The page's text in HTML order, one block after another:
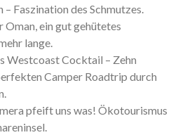
– Faszination des Schmutzes.
Oman, ein gut gehütetes
lange.
Westcoast Cocktail – Zehn
Camper Roadtrip durch
pfeift uns was! Ökotourismus